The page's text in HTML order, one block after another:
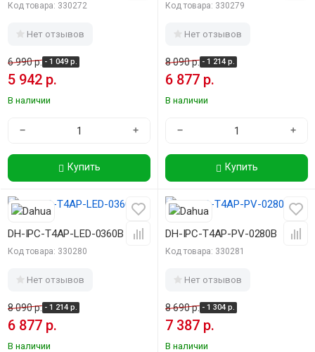
Код товара: 330272
Нет отзывов
6 990 р. - 1 049 р.
5 942 р.
В наличии
− +
Купить
Код товара: 330279
Нет отзывов
8 090 р. - 1 214 р.
6 877 р.
В наличии
− +
Купить
-15%
DH-IPC-T4AP-LED-0360B
Код товара: 330280
Нет отзывов
8 090 р. - 1 214 р.
6 877 р.
В наличии
-15%
DH-IPC-T4AP-PV-0280B
Код товара: 330281
Нет отзывов
8 690 р. - 1 304 р.
7 387 р.
В наличии